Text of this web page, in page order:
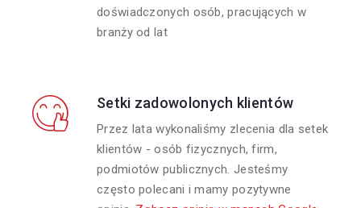
doświadczonych osób, pracujących w
branży od lat
Setki zadowolonych klientów
Przez lata wykonaliśmy zlecenia dla setek
klientów - osób fizycznych, firm,
podmiotów publicznych. Jesteśmy
często polecani i mamy pozytywne